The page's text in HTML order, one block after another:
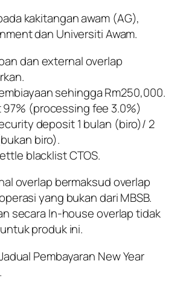
kakitangan awam (AG),
dan Universiti Awam.
dan external overlap
sehingga Rm250,000.
97% (processing fee 3.0%)
deposit 1 bulan (biro)/ 2
biro).
blacklist CTOS.
overlap bermaksud overlap
yang bukan dari MBSB.
secara In-house overlap tidak
produk ini.
Pembayaran New Year